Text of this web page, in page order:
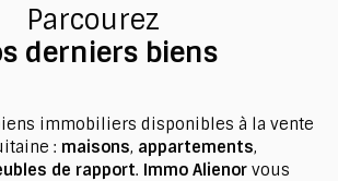
Parcourez
derniers biens
immobiliers disponibles à la vente
: maisons, appartements,
de rapport. Immo Alienor vous